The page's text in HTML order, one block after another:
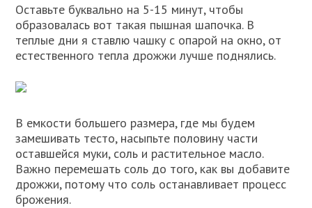
Оставьте буквально на 5-15 минут, чтобы
образовалась вот такая пышная шапочка. В
теплые дни я ставлю чашку с опарой на окно, от
естественного тепла дрожжи лучше поднялись.
В емкости большего размера, где мы будем
замешивать тесто, насыпьте половину части
оставшейся муки, соль и растительное масло.
Важно перемешать соль до того, как вы добавите
дрожжи, потому что соль останавливает процесс
брожения.